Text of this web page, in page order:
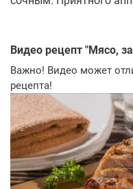
Видео рецепт "Мясо,
Важно! Видео может
рецепта!